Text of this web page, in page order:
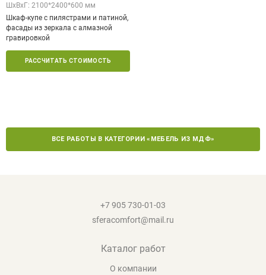
ШxВxГ: 2100*2400*600 мм
Шкаф-купе с пилястрами и патиной,
фасады из зеркала с алмазной
гравировкой
РАССЧИТАТЬ СТОИМОСТЬ
ВСЕ РАБОТЫ В КАТЕГОРИИ «МЕБЕЛЬ ИЗ МДФ»
+7 905 730-01-03
sferacomfort@mail.ru
Каталог работ
О компании